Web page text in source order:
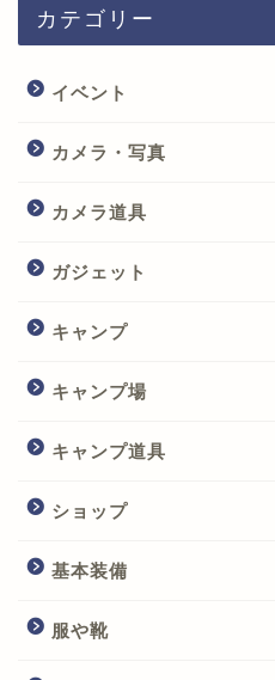
カテゴリー
イベント
カメラ・写真
カメラ道具
ガジェット
キャンプ
キャンプ場
キャンプ道具
ショップ
基本装備
服や靴